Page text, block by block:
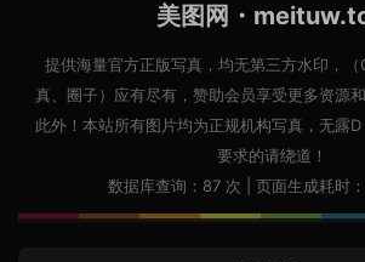
美图网・
提供海量官方正版写真，均无第三方水印，
真、圈子）应有尽有，赞助会员享受更多资源
此外！本站所有图片均为正规机构写真，无露
要求的请绕道！
数据库查询：87 次 | 页面生成耗时